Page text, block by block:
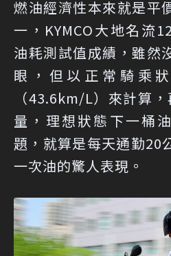
燃油經濟性本來就是平
一，KYMCO大地名流
油耗測試值成績，雖然
眼，但以正常騎乘
（43.6km/L）來計算
量，理想狀態下一桶
題，就算是每天通勤20
一次油的驚人表現。